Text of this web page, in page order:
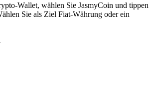
Wallet, wählen Sie JasmyCoin und tippen
Sie als Ziel Fiat-Währung oder ein